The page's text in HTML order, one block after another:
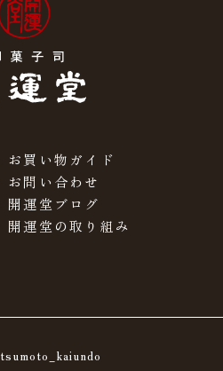
お買い物ガイド
お問い合わせ
開運堂ブログ
開運堂の取り組み